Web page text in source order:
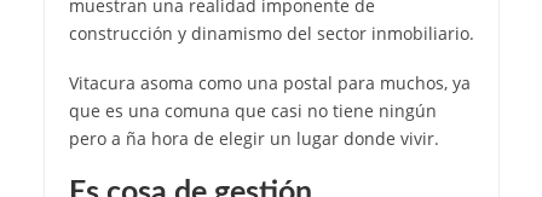
muestran una realidad imponente de
construcción y dinamismo del sector inmobiliario.
Vitacura asoma como una postal para muchos, ya
que es una comuna que casi no tiene ningún
pero a ña hora de elegir un lugar donde vivir.